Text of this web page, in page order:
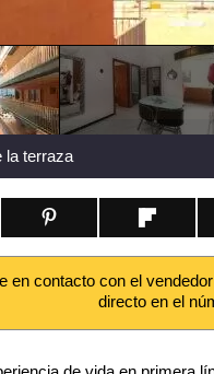
la terraza
en contacto con el
directo en el